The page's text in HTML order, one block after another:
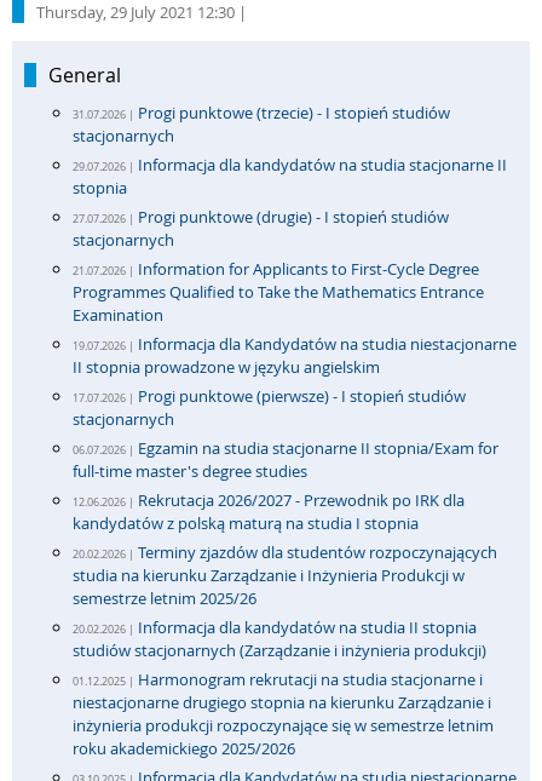
Thursday, 29 July 2021 12:30 |
General
31.07.2026 | Progi punktowe (trzecie) - I stopień studiów
stacjonarnych
29.07.2026 | Informacja dla kandydatów na studia stacjonarne II
stopnia
27.07.2026 | Progi punktowe (drugie) - I stopień studiów
stacjonarnych
21.07.2026 | Information for Applicants to First-Cycle Degree
Programmes Qualified to Take the Mathematics Entrance
Examination
19.07.2026 | Informacja dla Kandydatów na studia niestacjonarne
II stopnia prowadzone w języku angielskim
17.07.2026 | Progi punktowe (pierwsze) - I stopień studiów
stacjonarnych
06.07.2026 | Egzamin na studia stacjonarne II stopnia/Exam for
full-time master's degree studies
12.06.2026 | Rekrutacja 2026/2027 - Przewodnik po IRK dla
kandydatów z polską maturą na studia I stopnia
20.02.2026 | Terminy zjazdów dla studentów rozpoczynających
studia na kierunku Zarządzanie i Inżynieria Produkcji w
semestrze letnim 2025/26
20.02.2026 | Informacja dla kandydatów na studia II stopnia
studiów stacjonarnych (Zarządzanie i inżynieria produkcji)
01.12.2025 | Harmonogram rekrutacji na studia stacjonarne i
niestacjonarne drugiego stopnia na kierunku Zarządzanie i
inżynieria produkcji rozpoczynające się w semestrze letnim
roku akademickiego 2025/2026